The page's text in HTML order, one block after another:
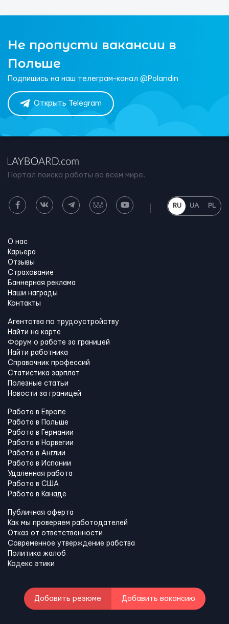
Не пропусти вакансии в
Польше
Подпишись на наш телеграм-канал @Polandin
Открыть Telegram
Портал поиска работы во всем мире.
RU UA PL
О нас
Карьера
Отзывы
Страхование
Баннерная реклама
Наши награды
Контакты
Агентства по трудоустройству
Найти на карте
Форум о работе за границей
Найти работника
Справочник профессий
Статистика зарплат
Полезные статьи
Новости за границей
Работа в Европе
Работа в Польше
Работа в Германии
Работа в Норвегии
Работа в Англии
Работа в Испании
Удаленная работа
Работа в США
Работа в Канадe
Публичная оферта
Как мы проверяем работодателей
Отказ от ответственности
Современное утверждение рабства
Политика жалоб
Кодекс этики
Добавить резюме Добавить вакансию